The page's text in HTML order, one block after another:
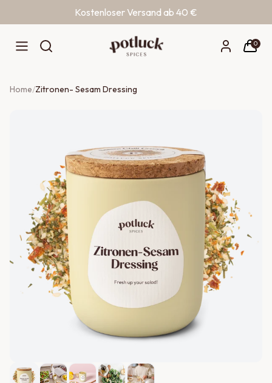
Kostenloser Versand ab 40 €
0
Home/Zitronen- Sesam Dressing